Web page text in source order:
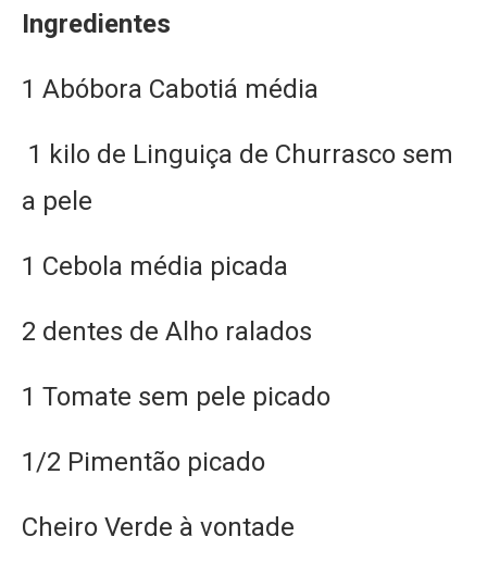
Ingredientes
1 Abóbora Cabotiá média
1 kilo de Linguiça de Churrasco sem
a pele
1 Cebola média picada
2 dentes de Alho ralados
1 Tomate sem pele picado
1/2 Pimentão picado
Cheiro Verde à vontade